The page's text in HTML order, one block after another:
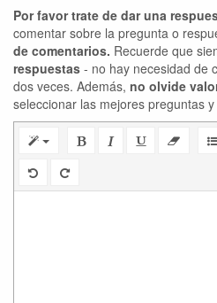
Por favor trate de dar una
comentar sobre la pregunta o
de comentarios. Recuerde que
respuestas - no hay necesidad de
dos veces. Además, no olvide
seleccionar las mejores preguntas